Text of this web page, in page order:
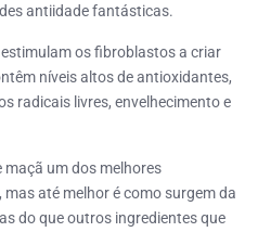
antiidade fantásticas.
os fibroblastos a criar
níveis altos de antioxidantes,
radicais livres, envelhecimento e
maçã um dos melhores
até melhor é como surgem da
do que outros ingredientes que